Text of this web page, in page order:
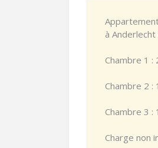
à
Chambre 1 :
Chambre 2 :
Chambre 3 :
Charge non